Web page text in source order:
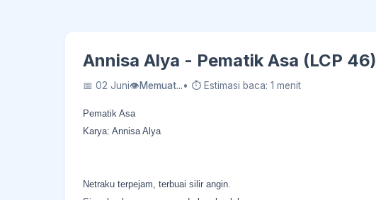
Annisa Alya - Pematik Asa (LCP 46)
📅 02 Juni👁Memuat...• ⏱ Estimasi baca: 1 menit
Pematik Asa
Karya: Annisa Alya
Netraku terpejam, terbuai silir angin.